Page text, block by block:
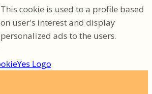
This cookie is used to a profile based
on user's interest and display
personalized ads to the users.